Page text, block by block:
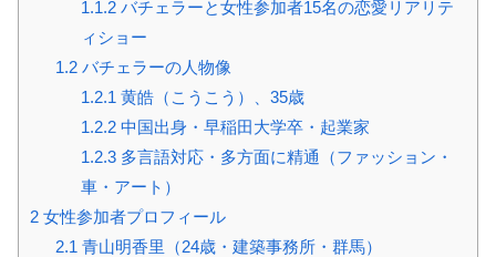
1.1.2バチェラーと女性参加者15名の恋愛リアリテ
ィショー
1.2バチェラーの人物像
1.2.1 黄皓（こうこう）、35歳
1.2.2中国出身・早稲田大学卒・起業家
1.2.3多言語対応・多方面に精通（ファッション・
車・アート）
2 女性参加者プロフィール
2.1 青山明香里（24歳・建築事務所・群馬）